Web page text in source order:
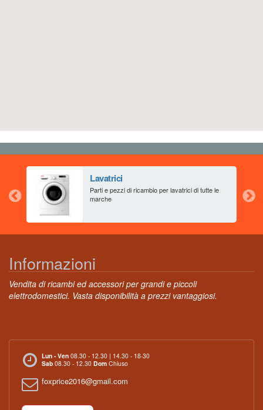
Lavatrici
Parti e pezzi di ricambio per lavatrici di tutte le
marche
Informazioni
Vendita di ricambi ed accessori per grandi e piccoli
elettrodomestici. Vasta disponibilità a prezzi vantaggiosi.
Lun - Ven 08.30 - 12.30 | 14.30 - 18-30
Sab 08.30 - 12.30 Dom Chiuso
foxprice2016@gmail.com